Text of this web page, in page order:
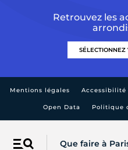
Que faire à
Retrouvez les
Mentions légales Accessibilité
Open Data Politique